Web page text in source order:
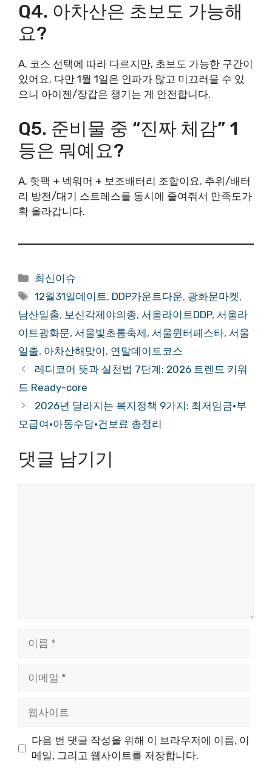
Q4. 아차산은 초보도 가능해
요?
A. 코스 선택에 따라 다르지만, 초보도 가능한 구간이
있어요. 다만 1월 1일은 인파가 많고 미끄러울 수 있
으니 아이젠/장갑은 챙기는 게 안전합니다.
Q5. 준비물 중 “진짜 체감” 1
등은 뭐예요?
A. 핫팩 + 넥워머 + 보조배터리 조합이요. 추위/배터
리 방전/대기 스트레스를 동시에 줄여줘서 만족도가
확 올라갑니다.
카
테
리
최신이슈
태
그
12월31일데이트 , DDP카운트다운, 광화문마켓,
남산일출, 보신각제야의종, 서울라이트DDP, 서울라
이트광화문, 서울빛초롱축제, 서울윈터페스타, 서울
일출, 아차산해맞이, 연말데이트코스
레디코어 뜻과 실천법 7단계: 2026 트렌드 키워
드 Ready-core
2026년 달라지는 복지정책 9가지: 최저임금·부
모급여·아동수당·건보료 총정리
댓글 남기기
트
다음 번 댓글 작성을 위해 이 브라우저에 이름, 이
메일, 그리고 웹사이트를 저장합니다.